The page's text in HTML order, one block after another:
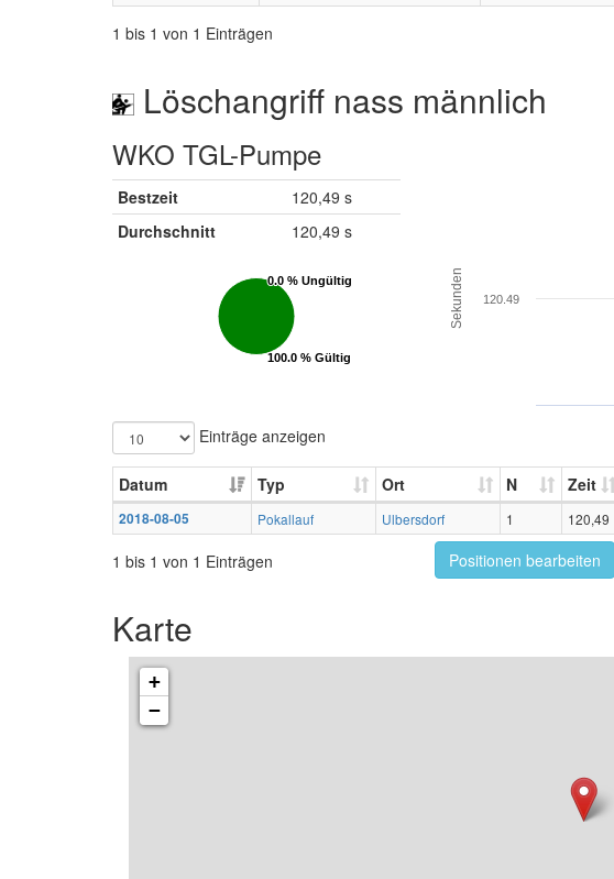
1 bis 1 von 1 Einträgen
Löschangriff nass männlich
WKO TGL-Pumpe
Bestzeit
120,49 s
Durchschnitt
120,49 s
0.0 % Ungültig
0.0 % Ungültig
100.0 % Gültig
100.0 % Gültig
Sekunden 120.49
Einträge anzeigen
Datum Typ Ort N Zeit
2018-08-05 Pokallauf Ulbersdorf 1 120,49
1 bis 1 von 1 Einträgen Positionen bearbeiten
Karte
+
−